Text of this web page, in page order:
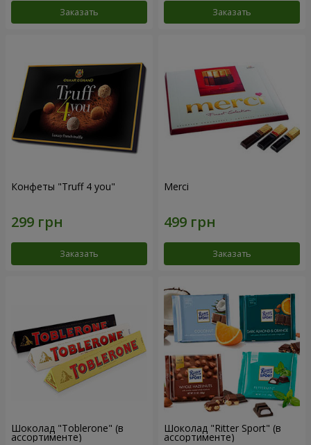
Заказать Заказать
Конфеты "Truff 4 you"
Заказать
Merci
Заказать
Шоколад "Toblerone" (в
ассортименте)
Шоколад "Ritter Sport" (в
ассортименте)